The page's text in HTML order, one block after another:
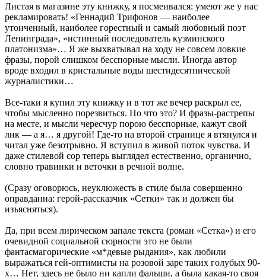
Листая в магазине эту книжку, я посмеивался: умеют же у нас
рекламировать! «Геннадий Трифонов — наиболее
утонченный, наиболее горестный и самый любовный поэт
Ленинграда», «истинный последователь кузминского
платонизма»… Я же выхватывал на ходу не совсем ловкие
фразы, порой слишком бесспорные мысли. Иногда автор
вроде входил в кристальные воды шестидесятнической
журналистики…
Все-таки я купил эту книжку и в тот же вечер раскрыл ее,
чтобы мысленно порезвиться. Но что это? И фразы-растрепы
на месте, и мысли чересчур порою бесспорные, кажут свой
лик — а я… я другой! Где-то на второй странице я втянулся и
читал уже безотрывно. Я вступил в живой поток чувства. И
даже стилевой сор теперь выглядел естественно, органично,
словно травинки и веточки в речной волне.
(Сразу оговорюсь, неуклюжесть в стиле была совершенно
оправданна: герой-рассказчик «Сетки» так и должен бы
изъясняться).
Да, при всем лирическом запале текста (роман «Сетка») и его
очевидной социальной сюрности это не были
фантасмагорические «м*девые рыдания», как любили
выражаться гей-оптимисты на розовой заре таких голубых 90-
х… Нет, здесь не было ни капли фальши, а была какая-то своя